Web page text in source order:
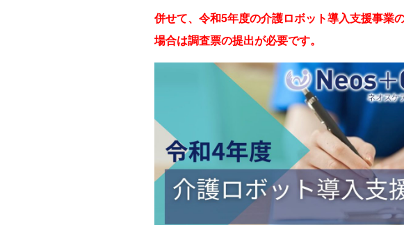
併せて、令和5年度の介護ロボット導入支援事業
場合は調査票の提出が必要です。